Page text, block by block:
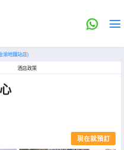
渝地鐵站店)
酒店政策
現在就預訂